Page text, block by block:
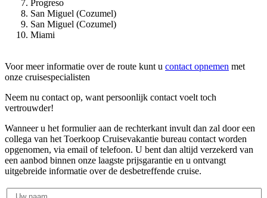
Progreso
San Miguel (Cozumel)
San Miguel (Cozumel)
Miami
Voor meer informatie over de route kunt u contact opnemen met
onze cruisespecialisten
Neem nu contact op, want persoonlijk contact voelt toch
vertrouwder!
Wanneer u het formulier aan de rechterkant invult dan zal door een
collega van het Toerkoop Cruisevakantie bureau contact worden
opgenomen, via email of telefoon. U bent dan altijd verzekerd van
een aanbod binnen onze laagste prijsgarantie en u ontvangt
uitgebreide informatie over de desbetreffende cruise.